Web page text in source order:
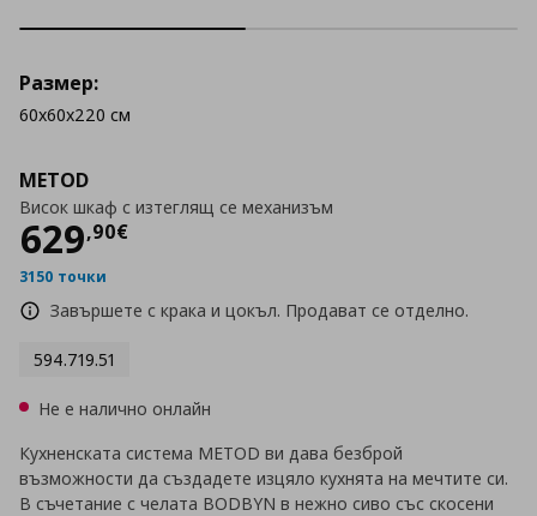
METOD
Висок шкаф с изтеглящ се механизъм
629,90€
Цена629,90 €
3150 точки
Завършете с крака и цокъл. Продават се отделно.
594.719.51
Размер:
60x60x220 см
Не е налично онлайн
Кухненската система METOD ви дава безброй
възможности да създадете изцяло кухнята на мечтите си.
В съчетание с челата BODBYN в нежно сиво със скосени